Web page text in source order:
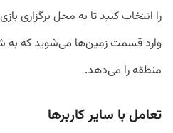
وارد قسمت زمین‌ها می‌شوید که به
منطقه را می‌دهد.
تعامل با سایر کاربرها